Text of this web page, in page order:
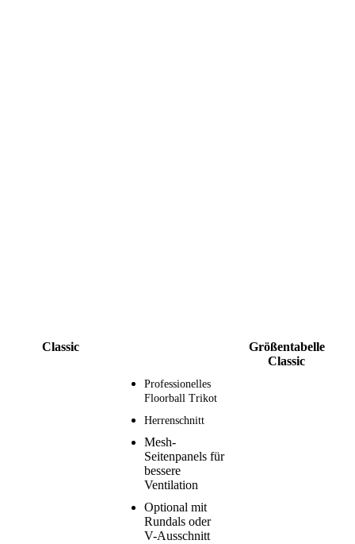
Classic
Größentabelle
Classic
Professionelles
Floorball Trikot
Herrenschnitt
Mesh-
Seitenpanels für
bessere
Ventilation
Optional mit
Rundals oder
V-Ausschnitt